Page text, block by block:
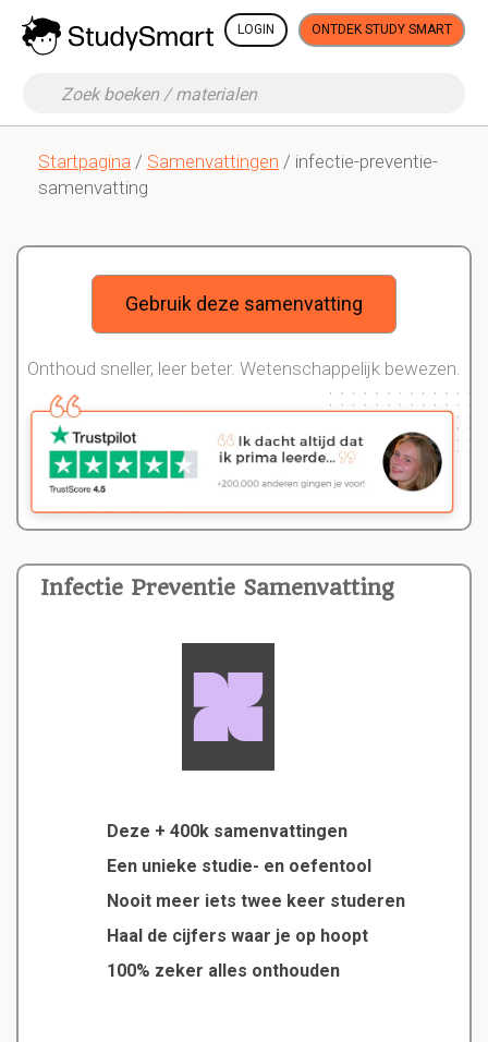
LOGIN ONTDEK STUDY SMART
Startpagina / Samenvattingen / infectie-preventie-
samenvatting
Infectie Preventie Samenvatting
Deze + 400k samenvattingen
Een unieke studie- en oefentool
Nooit meer iets twee keer studeren
Haal de cijfers waar je op hoopt
100% zeker alles onthouden
Gebruik deze samenvatting
Onthoud sneller, leer beter. Wetenschappelijk bewezen.